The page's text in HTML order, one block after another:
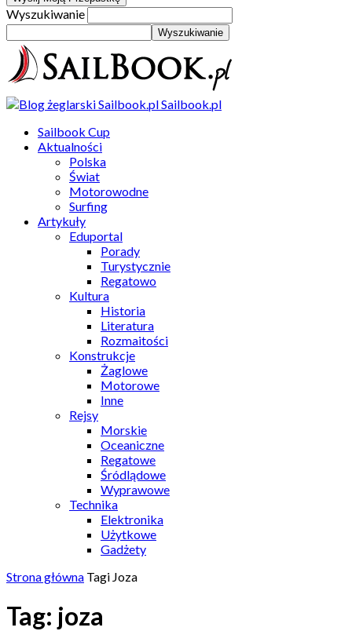
Wyszukiwanie
Sailbook.pl
Sailbook Cup
Aktualności
Polska
Świat
Motorowodne
Surfing
Artykuły
Eduportal
Porady
Turystycznie
Regatowo
Kultura
Historia
Literatura
Rozmaitości
Konstrukcje
Żaglowe
Motorowe
Inne
Rejsy
Morskie
Oceaniczne
Regatowe
Śródlądowe
Wyprawowe
Technika
Elektronika
Użytkowe
Gadżety
Strona główna Tagi Joza
Tag: joza